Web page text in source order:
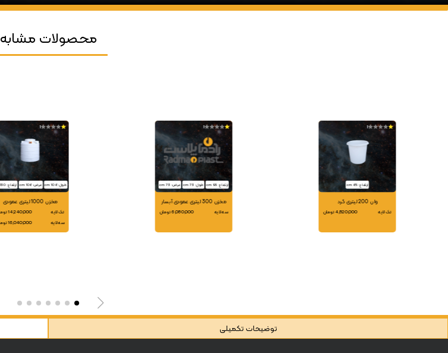
محصولات مشابه
1
ارتفاع: 65 cm
وان 200 لیتری گرد
تک لایه 4,820,000 تومان
1
ارتفاع: 95 cm طول: 73 cm عرض: 73 cm
مخزن 300 لیتری عمودی آبسار
سه لایه 6,080,000 تومان
1
طول: 106 cm عرض: 106 cm ارتفاع: 130 cm
مخزن 1000 لیتری عمودی
تک لایه
14,240,000 تومان
سه لایه
16,040,000 تومان
توضیحات تکمیلی